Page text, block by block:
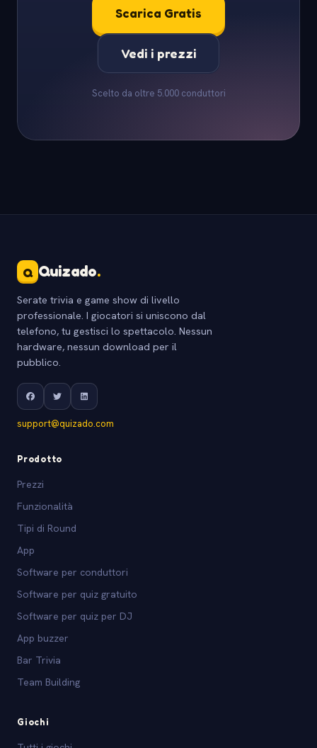
Scarica Gratis
Vedi i prezzi
Scelto da oltre 5.000 conduttori
Q Quizado.
Serate trivia e game show di livello
professionale. I giocatori si uniscono dal
telefono, tu gestisci lo spettacolo. Nessun
hardware, nessun download per il
pubblico.
support@quizado.com
Prodotto
Prezzi
Funzionalità
Tipi di Round
App
Software per conduttori
Software per quiz gratuito
Software per quiz per DJ
App buzzer
Bar Trivia
Team Building
Giochi